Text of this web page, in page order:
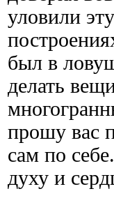
уловили
был в
делать
прошу вас
сам по
духу и